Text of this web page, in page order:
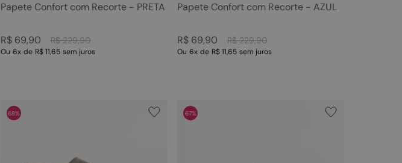
Papete Confort com Recorte - PRETA
R$ 229,90
R$ 69,90
Ou 6x de R$ 11,65 sem juros
Papete Confort com Recorte - AZUL
R$ 229,90
R$ 69,90
Ou 6x de R$ 11,65 sem juros
68% 67%